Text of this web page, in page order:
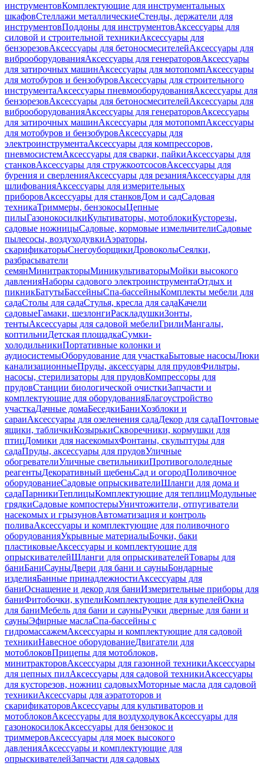
инструментовКомплектующие для инструментальных
шкафовСтеллажи металлическиеСтенды, держатели для
инструментовПоддоны для инструментовАксессуары для
силовой и строительной техникиАксессуары для
бензорезовАксессуары для бетоносмесителейАксессуары для
виброоборудованияАксессуары для генераторовАксессуары
для затирочных машинАксессуары для мотопомпАксессуары
для мотобуров и бензобуровАксессуары для строительного
инструментаАксессуары пневмооборудованияАксессуары для
бензорезовАксессуары для бетоносмесителейАксессуары для
виброоборудованияАксессуары для генераторовАксессуары
для затирочных машинАксессуары для мотопомпАксессуары
для мотобуров и бензобуровАксессуары для
электроинструментаАксессуары для компрессоров,
пневмосистемАксессуары для сварки, пайкиАксессуары для
станковАксессуары для стружкоотсосовАксессуары для
бурения и сверленияАксессуары для резанияАксессуары для
шлифованияАксессуары для измерительных
приборовАксессуары для станковДом и садСадовая
техникаТриммеры, бензокосыЦепные
пилыГазонокосилкиКультиваторы, мотоблокиКусторезы,
садовые ножницыСадовые, кормовые измельчителиСадовые
пылесосы, воздуходувкиАэраторы,
скарификаторыСнегоуборщикиДровоколыСеялки,
разбрасыватели
семянМинитракторыМиникультиваторыМойки высокого
давленияНаборы садового электроинструментаОтдых и
пикникБатутыБассейныСпа-бассейныКомплекты мебели для
садаСтолы для садаСтулья, кресла для садаКачели
садовыеГамаки, шезлонгиРаскладушкиЗонты,
тентыАксессуары для садовой мебелиГрилиМангалы,
коптильниДетская площадкаСумки-
холодильникиПортативные колонки и
аудиосистемыОборудование для участкаБытовые насосыЛюки
канализационныеПруды, аксессуары для прудовФильтры,
насосы, стерилизаторы для прудовКомпрессоры для
прудовСтанции биологической очисткиЗапчасти и
комплектующие для оборудованияБлагоустройство
участкаДачные домаБеседкиБаниХозблоки и
сараиАксессуары для озеленения садаДекор для садаПочтовые
ящики, табличкиКозырькиСкворечники, кормушки для
птицДомики для насекомыхФонтаны, скульптуры для
садаПруды, аксессуары для прудовУличные
обогревателиУличные светильникиПротивогололедные
реагентыДекоративный щебеньСад и огородПоливочное
оборудованиеСадовые опрыскивателиШланги для дома и
садаПарникиТеплицыКомплектующие для теплицМодульные
грядкиСадовые компостерыУничтожители, отпугиватели
насекомых и грызуновАвтоматизация и контроль
поливаАксессуары и комплектующие для поливочного
оборудованияУкрывные материалыБочки, баки
пластиковыеАксессуары и комплектующие для
опрыскивателейШланги для опрыскивателейТовары для
баниБаниСауныДвери для бани и сауныБондарные
изделияБанные принадлежностиАксессуары для
баниОснащение и декор для баниИзмерительные приборы для
баниФитобочки, купелиКомплектующие для купелейОкна
для баниМебель для бани и сауныРучки дверные для бани и
сауныЭфирные маслаСпа-бассейны с
гидромассажемАксессуары и комплектующие для садовой
техникиНавесное оборудованиеДвигатели для
мотоблоковПрицепы для мотоблоков,
минитракторовАксессуары для газонной техникиАксессуары
для цепных пилАксессуары для садовой техникиАксессуары
для кусторезов, ножниц садовыхМоторные масла для садовой
техникиАксессуары для аэратоторов и
скарификаторовАксессуары для культиваторов и
мотоблоковАксессуары для воздуходувокАксессуары для
газонокосилокАксессуары для бензокос и
триммеровАксессуары для моек высокого
давленияАксессуары и комплектующие для
опрыскивателейЗапчасти для садовых